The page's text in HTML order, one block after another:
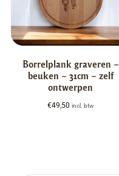
Borrelplank graveren –
beuken – 31cm – zelf
ontwerpen
€49,50 incl. btw